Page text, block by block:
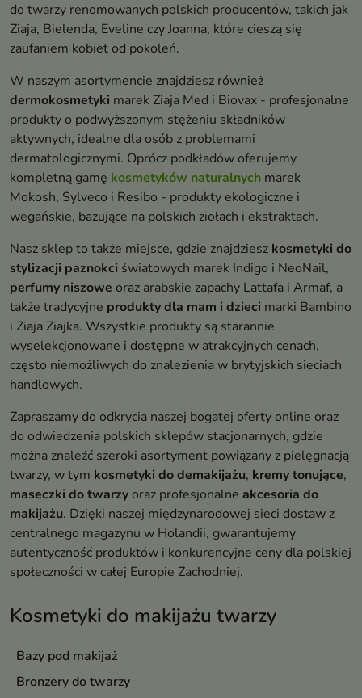
Kosmetyki do makijażu twarzy
Bazy pod makijaż
Bronzery do twarzy
do twarzy renomowanych polskich producentów, takich jak
Ziaja, Bielenda, Eveline czy Joanna, które cieszą się
zaufaniem kobiet od pokoleń.
W naszym asortymencie znajdziesz również
dermokosmetyki marek Ziaja Med i Biovax - profesjonalne
produkty o podwyższonym stężeniu składników
aktywnych, idealne dla osób z problemami
dermatologicznymi. Oprócz podkładów oferujemy
kompletną gamę kosmetyków naturalnych marek
Mokosh, Sylveco i Resibo - produkty ekologiczne i
wegańskie, bazujące na polskich ziołach i ekstraktach.
Nasz sklep to także miejsce, gdzie znajdziesz kosmetyki do
stylizacji paznokci światowych marek Indigo i NeoNail,
perfumy niszowe oraz arabskie zapachy Lattafa i Armaf, a
także tradycyjne produkty dla mam i dzieci marki Bambino
i Ziaja Ziajka. Wszystkie produkty są starannie
wyselekcjonowane i dostępne w atrakcyjnych cenach,
często niemożliwych do znalezienia w brytyjskich sieciach
handlowych.
Zapraszamy do odkrycia naszej bogatej oferty online oraz
do odwiedzenia polskich sklepów stacjonarnych, gdzie
można znaleźć szeroki asortyment powiązany z pielęgnacją
twarzy, w tym kosmetyki do demakijażu, kremy tonujące,
maseczki do twarzyoraz profesjonalne akcesoria do
makijażu. Dzięki naszej międzynarodowej sieci dostaw z
centralnego magazynu w Holandii, gwarantujemy
autentyczność produktów i konkurencyjne ceny dla polskiej
społeczności w całej Europie Zachodniej.